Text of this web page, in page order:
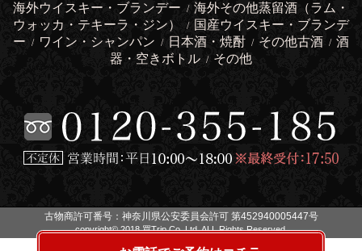
海外ウイスキー・ブランデー / 海外その他蒸留酒（ラム・
ウォッカ・テキーラ・ジン）
/ 国産ウイスキー・ブランデ
ー / ワイン・シャンパン / 日本酒・焼酎 / その他古酒 / 酒
器・空きボトル / その他
古物商許可番号：神奈川県公安委員会許可 第452940005447号
copyright© 2018 買Trip Co.,Ltd. ALL Rights Reserved.